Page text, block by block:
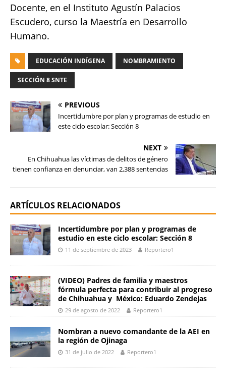
Docente, en el Instituto Agustín Palacios
Escudero, curso la Maestría en Desarrollo
Humano.
EDUCACIÓN INDÍGENA NOMBRAMIENTO
SECCIÓN 8 SNTE
PREVIOUS
Incertidumbre por plan y programas de estudio en
este ciclo escolar: Sección 8
NEXT
En Chihuahua las víctimas de delitos de género
tienen confianza en denunciar, van 2,388 sentencias
ARTÍCULOS RELACIONADOS
Incertidumbre por plan y programas de
estudio en este ciclo escolar: Sección 8
11 de septiembre de 2023 Reportero1
(VIDEO) Padres de familia y maestros
fórmula perfecta para contribuir al progreso
de Chihuahua y México: Eduardo Zendejas
29 de agosto de 2022 Reportero1
Nombran a nuevo comandante de la AEI en
la región de Ojinaga
31 de julio de 2022 Reportero1